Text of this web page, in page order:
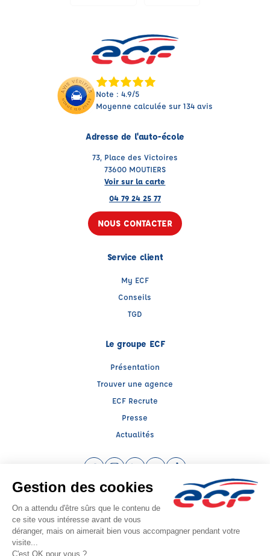
Note : 4.9/5
Moyenne calculée sur 134 avis
Adresse de l'auto-école
73, Place des Victoires
73600 MOUTIERS
Voir sur la carte
04 79 24 25 77
NOUS CONTACTER
Service client
My ECF
Conseils
TGD
Le groupe ECF
Présentation
Trouver une agence
ECF Recrute
Presse
Actualités
Instagram (nouvelle fenêtre)
LinkedIn (nouvelle fenêtre)
YouTube (nouvelle fenêtre)
TikTok (nouvelle
Raison sociale : ECOLE DE CONDUITE LE DORON - Capital social: 10000€
SIREN: 894236538 - Numéro de TVA intracommunautaire: FR894236538
Agrément n°E02107300040
Siège social : 73, Place des Victoires , MOUTIERS (73600) - Représentant légal